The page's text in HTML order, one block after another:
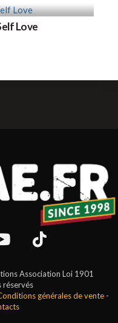
Love
Association Loi 1901
générales de vente-